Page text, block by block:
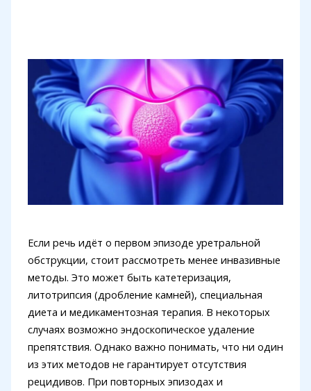
Если речь идёт о первом эпизоде уретральной
обструкции, стоит рассмотреть менее инвазивные
методы. Это может быть катетеризация,
литотрипсия (дробление камней), специальная
диета и медикаментозная терапия. В некоторых
случаях возможно эндоскопическое удаление
препятствия. Однако важно понимать, что ни один
из этих методов не гарантирует отсутствия
рецидивов. При повторных эпизодах и